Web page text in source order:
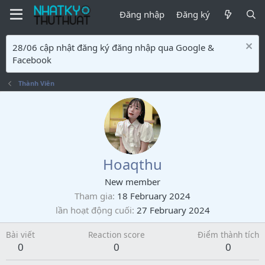
Đăng nhập Đăng ký
28/06 cập nhật đăng ký đăng nhập qua Google &
Facebook
Thành Viên
Hoaqthu
New member
Tham gia 18 February 2024
lần hoạt động cuối 27 February 2024
Bài viết
0
Reaction score
0
Điểm thành tích
0